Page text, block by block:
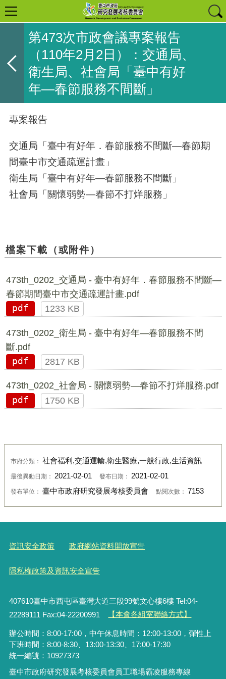
第473次市政會議專案報告
（110年2月2日）：交通局、
衛生局、社會局「臺中有好
年—春節服務不間斷」
專案報告
交通局「臺中有好年．春節服務不間斷—春節期
間臺中市交通疏運計畫」
衛生局「臺中有好年—春節服務不間斷」
社會局「關懷弱勢—春節不打烊服務」
檔案下載（或附件）
473th_0202_交通局 - 臺中有好年．春節服務不間斷—
春節期間臺中市交通疏運計畫.pdf
pdf
1233 KB
473th_0202_衛生局 - 臺中有好年—春節服務不間
斷.pdf
pdf
2817 KB
473th_0202_社會局 - 關懷弱勢—春節不打烊服務.pdf
pdf
1750 KB
市府分類： 社會福利,交通運輸,衛生醫療,一般行政,生活資訊
最後異動日期： 2021-02-01 發布日期： 2021-02-01
發布單位： 臺中市政府研究發展考核委員會 點閱次數： 7153
資訊安全政策 政府網站資料開放宣告
隱私權政策及資訊安全宣告
407610臺中市西屯區臺灣大道三段99號文心樓6樓 Tel:04-
22289111 Fax:04-22200991
【本會各組室聯絡方式】
辦公時間：8:00-17:00，中午休息時間：12:00-13:00，彈性上
下班時間：8:00-8:30、13:00-13:30、17:00-17:30
統一編號：10927373
臺中市政府研究發展考核委員會員工職場霸凌服務專線